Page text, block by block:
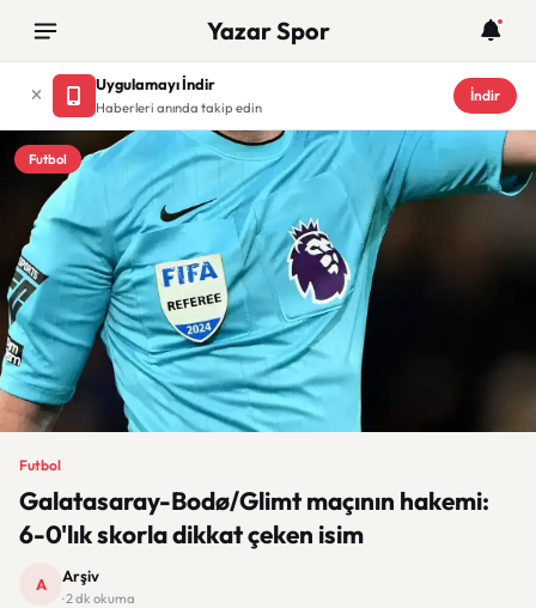
Yazar Spor
Uygulamayı İndir
Haberleri anında takip edin
İndir
Futbol
Futbol
Galatasaray-Bodø/Glimt maçının hakemi:
6-0'lık skorla dikkat çeken isim
A Arşiv
· 2 dk okuma